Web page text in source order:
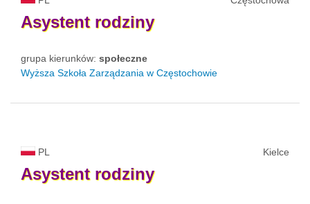
Asystent rodziny
grupa kierunków: społeczne
Wyższa Szkoła Zarządzania w Częstochowie
PL Kielce
Asystent rodziny